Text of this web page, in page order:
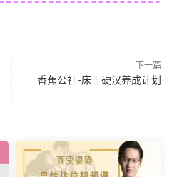
下一篇
香蕉公社-床上硬汉养成计划